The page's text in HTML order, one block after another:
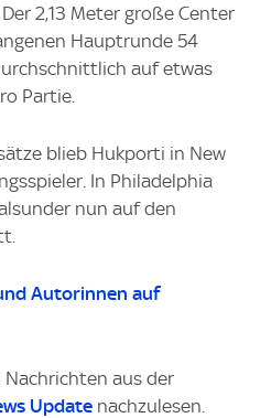
2,13 Meter große Center
Hauptrunde 54
auf etwas
Partie.
blieb Hukporti in New
In Philadelphia
nun auf den
Autorinnen auf
aus der
Update nachzulesen.